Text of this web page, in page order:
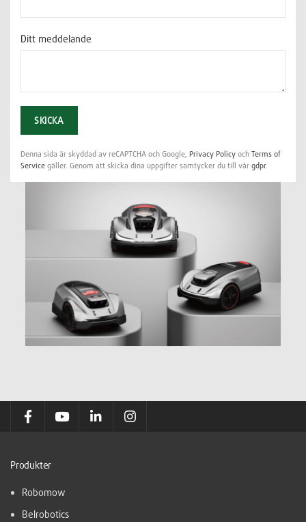
Ditt meddelande
Denna sida är skyddad av reCAPTCHA och Google, Privacy Policy och Terms of
Service gäller. Genom att skicka dina uppgifter samtycker du till vår gdpr.
Produkter
Robomow
Belrobotics